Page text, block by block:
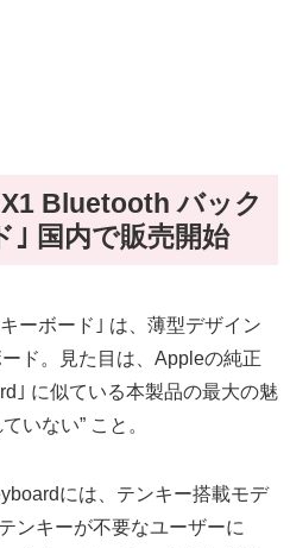
Bluetooth バック
｣ 国内で販売開始
ーボード｣ は、薄型デザイン
ド。見た目は、Appleの純正
｣ に似ている本製品の最大の魅
いない” こと。
には、テンキー搭載モデ
ンキーが不要なユーザーに